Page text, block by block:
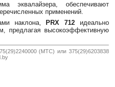
эквалайзера, обеспечивают
применений.
наклона,
PRX 712идеально
предлагая высокоэффективную
(МТС) или 375(29)6203838